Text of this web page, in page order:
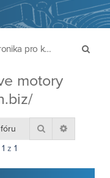
elektronika pro krokove motory http://www.siliconbrain.biz/
motory
Hledat
1 z 1